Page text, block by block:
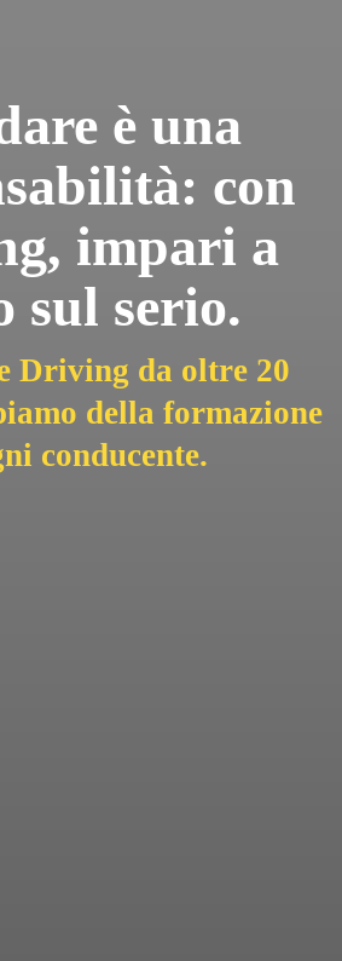
è una
con
impari a
sul serio.
Driving da oltre 20
della formazione
conducente.